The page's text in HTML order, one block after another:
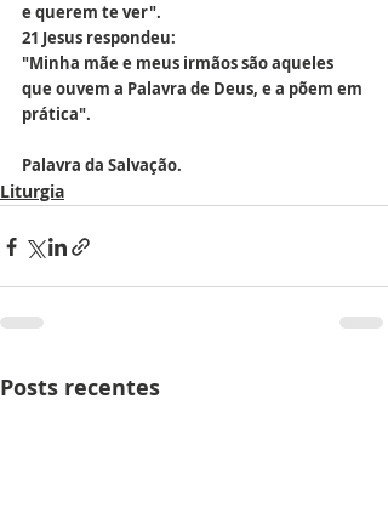
e querem te ver".
21 Jesus respondeu:
"Minha mãe e meus irmãos são aqueles
que ouvem a Palavra de Deus, e a põem em
prática".
Palavra da Salvação.
Liturgia
Posts recentes